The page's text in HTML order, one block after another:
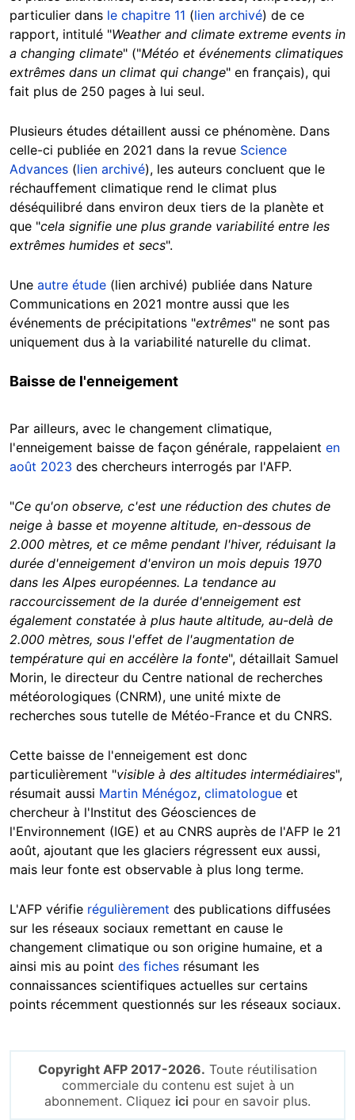
particulier dans le chapitre 11 (lien archivé) de ce
rapport, intitulé "Weather and climate extreme events in
a changing climate" ("Météo et événements climatiques
extrêmes dans un climat qui change" en français), qui
fait plus de 250 pages à lui seul.
Plusieurs études détaillent aussi ce phénomène. Dans
celle-ci publiée en 2021 dans la revue Science
Advances (lien archivé), les auteurs concluent que le
réchauffement climatique rend le climat plus
déséquilibré dans environ deux tiers de la planète et
que "cela signifie une plus grande variabilité entre les
extrêmes humides et secs".
Une autre étude (lien archivé) publiée dans Nature
Communications en 2021 montre aussi que les
événements de précipitations "extrêmes" ne sont pas
uniquement dus à la variabilité naturelle du climat.
Baisse de l'enneigement
Par ailleurs, avec le changement climatique,
l'enneigement baisse de façon générale, rappelaient en
août 2023 des chercheurs interrogés par l'AFP.
"Ce qu'on observe, c'est une réduction des chutes de
neige à basse et moyenne altitude, en-dessous de
2.000 mètres, et ce même pendant l'hiver, réduisant la
durée d'enneigement d'environ un mois depuis 1970
dans les Alpes européennes. La tendance au
raccourcissement de la durée d'enneigement est
également constatée à plus haute altitude, au-delà de
2.000 mètres, sous l'effet de l'augmentation de
température qui en accélère la fonte", détaillait Samuel
Morin, le directeur du Centre national de recherches
météorologiques (CNRM), une unité mixte de
recherches sous tutelle de Météo-France et du CNRS.
Cette baisse de l'enneigement est donc
particulièrement "visible à des altitudes intermédiaires",
résumait aussi Martin Ménégoz, climatologue et
chercheur à l'Institut des Géosciences de
l'Environnement (IGE) et au CNRS auprès de l'AFP le 21
août, ajoutant que les glaciers régressent eux aussi,
mais leur fonte est observable à plus long terme.
L'AFP vérifie régulièrement des publications diffusées
sur les réseaux sociaux remettant en cause le
changement climatique ou son origine humaine, et a
ainsi mis au point des fiches résumant les
connaissances scientifiques actuelles sur certains
points récemment questionnés sur les réseaux sociaux.
Copyright AFP 2017-2026. Toute réutilisation
commerciale du contenu est sujet à un
abonnement. Cliquez ici pour en savoir plus.